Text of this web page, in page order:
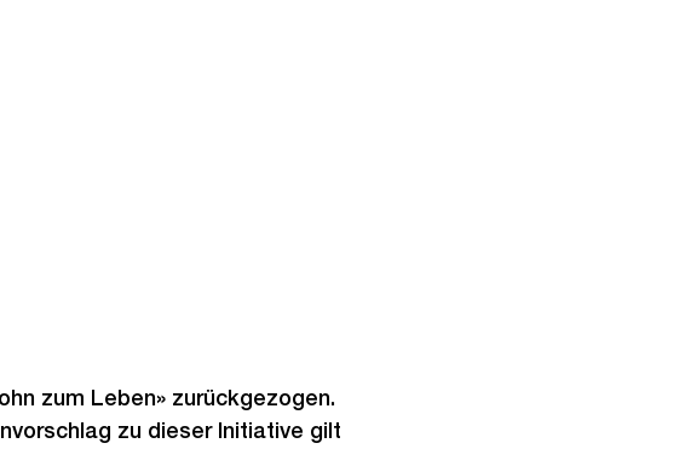
zum Leben» zurückgezogen.
zu dieser Initiative gilt